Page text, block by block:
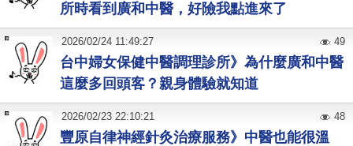
所時看到廣和中醫，好險我點進來了
台中婦女保健中醫調理診所》為什麼廣和中醫
這麼多回頭客？親身體驗就知道
2026/02/24 11:49:27 49
豐原自律神經針灸治療服務》中醫也能很溫
2026/02/23 22:10:21 48